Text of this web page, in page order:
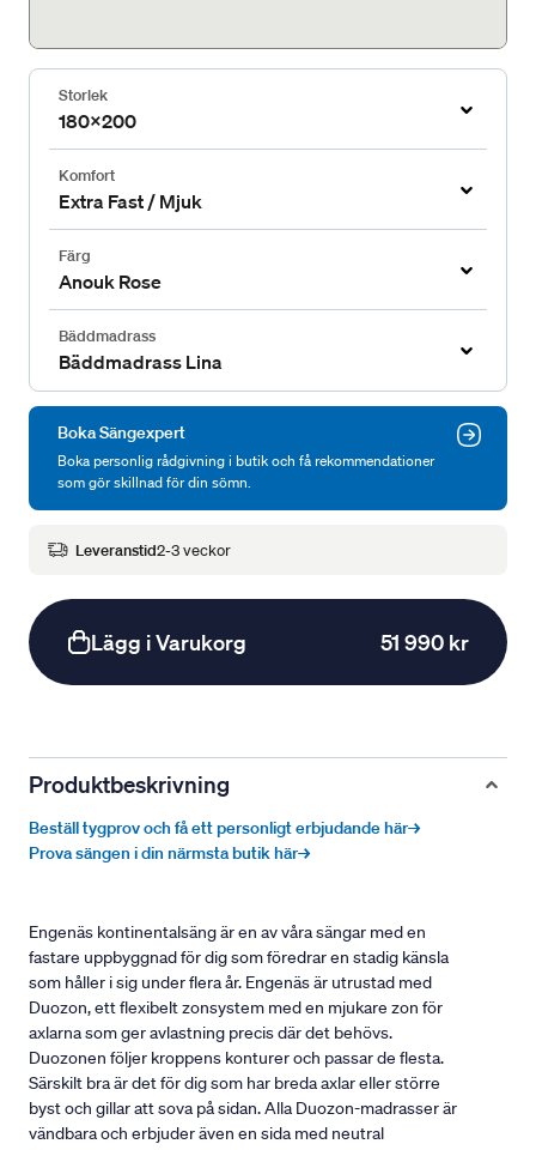
Storlek
180x200
Komfort
Extra Fast / Mjuk
Färg
Anouk Rose
Bäddmadrass
Bäddmadrass Lina
Boka Sängexpert
Boka personlig rådgivning i butik och få rekommendationer
som gör skillnad för din sömn.
Leveranstid2-3 veckor
Lägg i Varukorg 51 990 kr
Produktbeskrivning
Beställ tygprov och få ett personligt erbjudande här→
Prova sängen i din närmsta butik här→
Engenäs kontinentalsäng är en av våra sängar med en
fastare uppbyggnad för dig som föredrar en stadig känsla
som håller i sig under flera år. Engenäs är utrustad med
Duozon, ett flexibelt zonsystem med en mjukare zon för
axlarna som ger avlastning precis där det behövs.
Duozonen följer kroppens konturer och passar de flesta.
Särskilt bra är det för dig som har breda axlar eller större
byst och gillar att sova på sidan. Alla Duozon-madrasser är
vändbara och erbjuder även en sida med neutral